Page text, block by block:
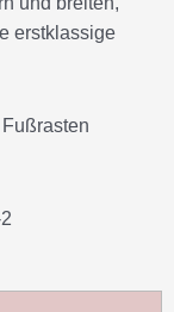
erstklassige